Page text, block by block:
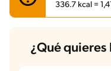
336.7 kcal =
Carbohidratos
Energía 336.7
¿Qué quieres